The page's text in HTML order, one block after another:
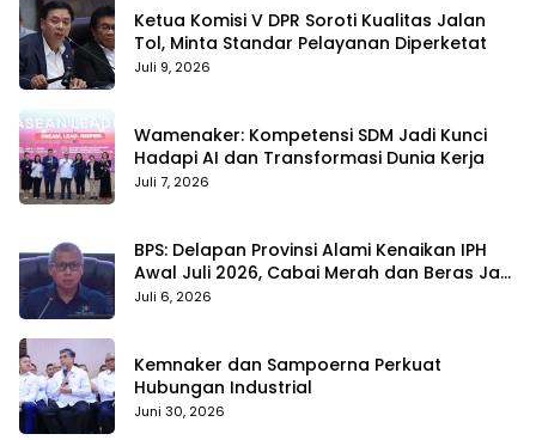
Ketua Komisi V DPR Soroti Kualitas Jalan
Tol, Minta Standar Pelayanan Diperketat
Juli 9, 2026
Wamenaker: Kompetensi SDM Jadi Kunci
Hadapi AI dan Transformasi Dunia Kerja
Juli 7, 2026
BPS: Delapan Provinsi Alami Kenaikan IPH
Awal Juli 2026, Cabai Merah dan Beras Jadi
Pemicu
Juli 6, 2026
Kemnaker dan Sampoerna Perkuat
Hubungan Industrial
Juni 30, 2026